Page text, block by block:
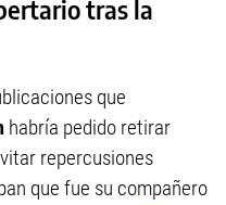
tras la
que
habría pedido retirar
repercusiones
que fue su compañero